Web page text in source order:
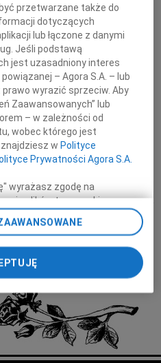
współczucia z powodu śmierci
Mamy i Babci
składa
Krzysztof
Oni nie odchodzą od nas,
z innego miejsca nad nami czuwają.
przetwarzane także do
dotyczących
lub łączone z danymi
Jeśli podstawą
jest uzasadniony interes
– Agora S.A. – lub
wyrazić sprzeciw. Aby
Zaawansowanych” lub
– w zależności od
wobec którego jest
w Polityce
Prywatności Agora S.A.
wyrażasz zgodę na
plików typu cookie
Partnerów i Agora S.A.
Możesz też w każdej
do zarządzania Twoimi
danych poprzez
zaawansowane”.
możliwa jest także za